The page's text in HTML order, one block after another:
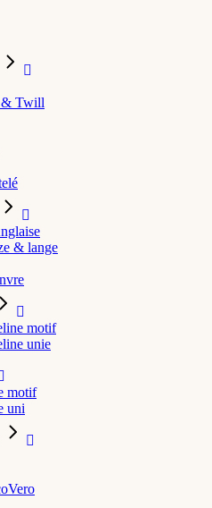
& Twill
& lange
motif
unie
motif
uni